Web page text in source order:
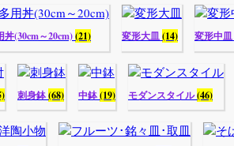
丼(30cm～20cm)(21) 変形大皿(14) 変形中皿
刺身鉢(68) 中鉢(19) モダンスタイル(46)